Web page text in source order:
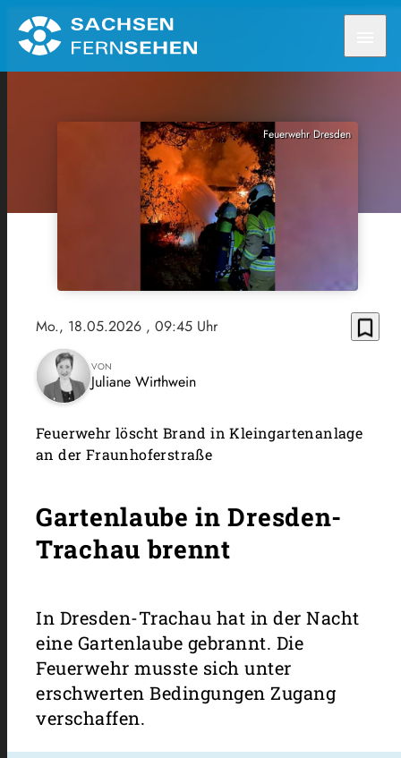
Feuerwehr Dresden
Mo., 18.05.2026 , 09:45 Uhr bookmark_border
VON
Juliane Wirthwein
Feuerwehr löscht Brand in Kleingartenanlage
an der Fraunhoferstraße
Gartenlaube in Dresden-
Trachau brennt
In Dresden-Trachau hat in der Nacht
eine Gartenlaube gebrannt. Die
Feuerwehr musste sich unter
erschwerten Bedingungen Zugang
verschaffen.